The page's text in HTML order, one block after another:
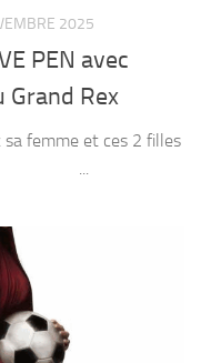
2025
PEN avec
Grand Rex
sa femme et ces 2 filles
...